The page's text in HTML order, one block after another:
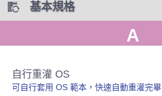
基本規格
A
自行重灌 OS
可自行套用 OS 範本，快速自動重灌完畢